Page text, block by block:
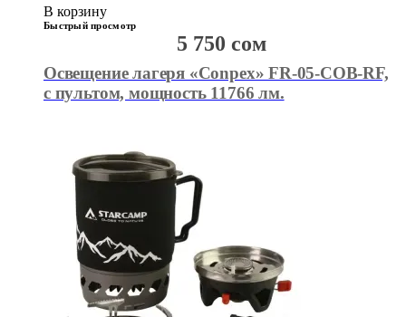
В корзину
Быстрый просмотр
Освещение лагеря «Conpex» FR-05-COB-RF,
с пультом, мощность 11766 лм.
5 750 сом